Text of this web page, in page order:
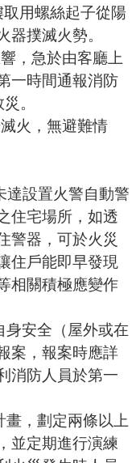
取用螺絲起子從陽
器撲滅火勢。
，急於由客廳上
一時間通報消防
。
火，無避難情
達設置火警自動警
住宅場所，如透
警器，可於火災
住戶能即早發現
相關積極應變作
身安全（屋外或在
案，報案時應詳
消防人員於第一
，劃定兩條以上
並定期進行演練